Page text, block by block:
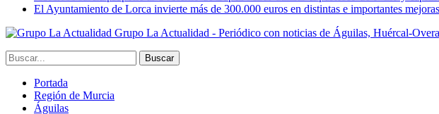
El Ayuntamiento de Lorca invierte más de 300.000 euros en distintas e importantes
Grupo La Actualidad - Periódico con noticias de Águilas, Huércal-
Portada
Región de Murcia
Águilas